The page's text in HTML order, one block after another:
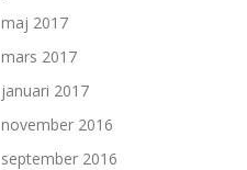
maj 2017
mars 2017
januari 2017
november 2016
september 2016